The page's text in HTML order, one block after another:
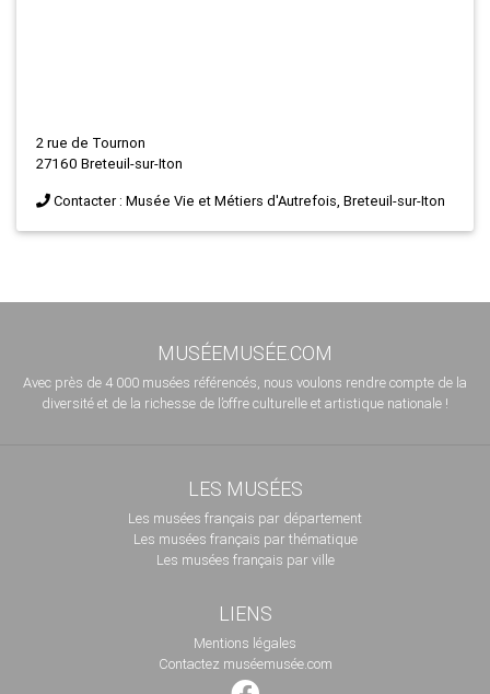
2 rue de Tournon
27160 Breteuil-sur-Iton
Contacter : Musée Vie et Métiers d'Autrefois, Breteuil-sur-Iton
MUSÉEMUSÉE.COM
Avec près de 4 000 musées référencés, nous voulons rendre compte de la
diversité et de la richesse de l’offre culturelle et artistique nationale !
LES MUSÉES
Les musées français par département
Les musées français par thématique
Les musées français par ville
LIENS
Mentions légales
Contactez muséemusée.com